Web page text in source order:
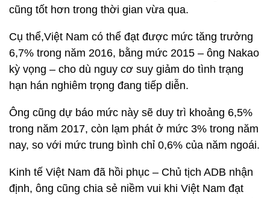
cũng tốt hơn trong thời gian vừa qua.
Cụ thể,Việt Nam có thể đạt được mức tăng trưởng
6,7% trong năm 2016, bằng mức 2015 – ông Nakao
kỳ vọng – cho dù nguy cơ suy giảm do tình trạng
hạn hán nghiêm trọng đang tiếp diễn.
Ông cũng dự báo mức này sẽ duy trì khoảng 6,5%
trong năm 2017, còn lạm phát ở mức 3% trong năm
nay, so với mức trung bình chỉ 0,6% của năm ngoái.
Kinh tế Việt Nam đã hồi phục – Chủ tịch ADB nhận
định, ông cũng chia sẻ niềm vui khi Việt Nam đạt